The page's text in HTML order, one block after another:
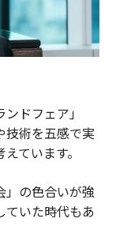
ドフェア」
技術を五感で実
ています。
」の色合いが強
ていた時代もあ